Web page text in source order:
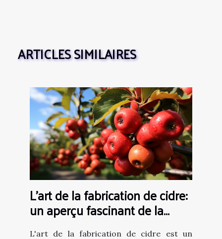
ARTICLES SIMILAIRES
L'art de la fabrication de cidre:
un aperçu fascinant de la
maison Sassy
L'art de la fabrication de cidre est un